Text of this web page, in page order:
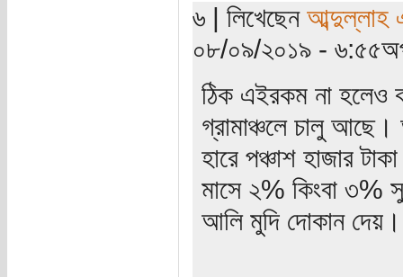
৬ | লিখেছেন আব্দুল্লাহ
০৮/০৯/২০১৯ -
ঠিক এইরকম না হলেও
গ্রামাঞ্চলে চালু
হারে পঞ্চাশ হাজার
মাসে ২% কিংবা ৩%
আলি মুদি দোকান দেয়।